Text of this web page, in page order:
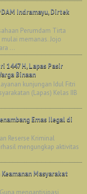
Indramayu, Dirtek
Perumdam Tirta
memanas. Jojo
...
1447 H, Lapas Pasir
Binaan
kunjungan Idul Fitri
(Lapas) Kelas IIB
Emas Ilegal di
Reserse Kriminal
mengungkap aktivitas
Masyarakat
mengantisipasi